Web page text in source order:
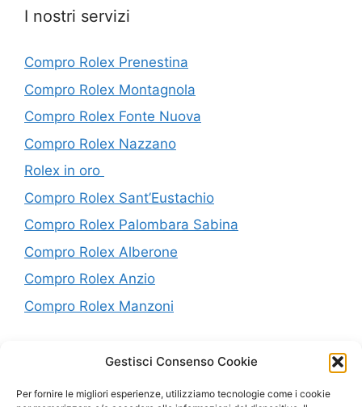
Gestisci Consenso Cookie
Per fornire le migliori esperienze, utilizziamo tecnologie come i cookie
I nostri servizi
Compro Rolex Prenestina
Compro Rolex Montagnola
Compro Rolex Fonte Nuova
Compro Rolex Nazzano
Rolex in oro
Compro Rolex Sant’Eustachio
Compro Rolex Palombara Sabina
Compro Rolex Alberone
Compro Rolex Anzio
Compro Rolex Manzoni
P.IVA: 10638441005